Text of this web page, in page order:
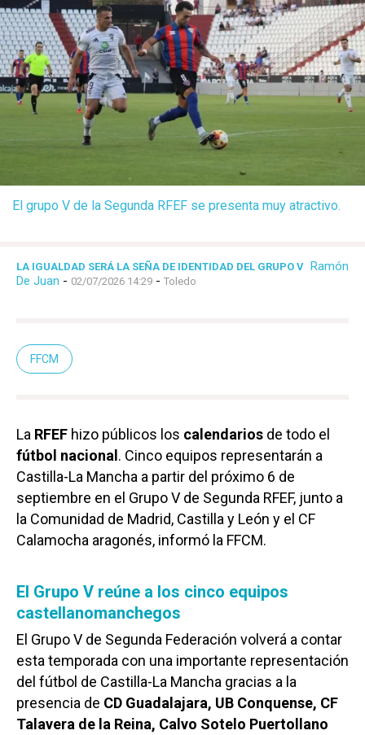
El grupo V de la Segunda RFEF se presenta muy atractivo.
LA IGUALDAD SERÁ LA SEÑA DE IDENTIDAD DEL GRUPO V Ramón
De Juan - 02/07/2026 14:29 - Toledo
FFCM
La RFEF hizo públicos los calendarios de todo el
fútbol nacional. Cinco equipos representarán a
Castilla-La Mancha a partir del próximo 6 de
septiembre en el Grupo V de Segunda RFEF, junto a
la Comunidad de Madrid, Castilla y León y el CF
Calamocha aragonés, informó la FFCM.
El Grupo V reúne a los cinco equipos
castellanomanchegos
El Grupo V de Segunda Federación volverá a contar
esta temporada con una importante representación
del fútbol de Castilla-La Mancha gracias a la
presencia de CD Guadalajara, UB Conquense, CF
Talavera de la Reina, Calvo Sotelo Puertollano